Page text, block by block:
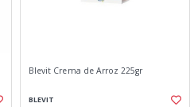
Blevit Crema de Arroz 225gr
BLEVIT